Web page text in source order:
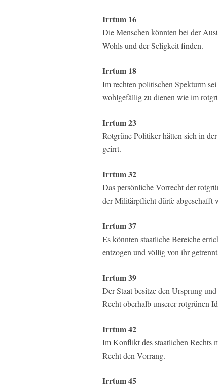
Irrtum 16
Die Menschen könnten bei der
Wohls und der Seligkeit finden.
Irrtum 18
Im rechten politischen Spekturm
wohlgefällig zu dienen wie im
Irrtum 23
Rotgrüne Politiker hätten sich in
geirrt.
Irrtum 32
Das persönliche Vorrecht der
der Militärpflicht dürfe abgeschafft
Irrtum 37
Es könnten staatliche Bereiche
entzogen und völlig von ihr
Irrtum 39
Der Staat besitze den Ursprung
Recht oberhalb unserer rotgrünen
Irrtum 42
Im Konflikt des staatlichen Rechts
Recht den Vorrang.
Irrtum 45